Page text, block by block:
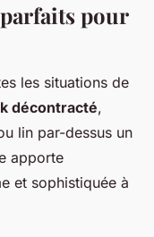
pour
les situations de
décontracté,
lin par-dessus un
apporte
et sophistiquée à